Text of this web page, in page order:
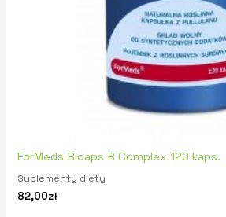
ForMeds Bicaps B Complex 120 kaps.
Suplementy diety
82,00zł